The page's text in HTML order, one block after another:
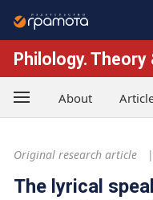
Philology. Theory
About
Original research article
The lyrical